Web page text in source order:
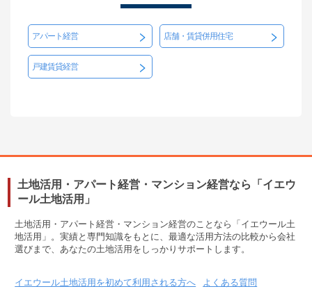
アパート経営 店舗・賃貸併用住宅
戸建賃貸経営
土地活用・アパート経営・マンション経営なら「イエウ
ール土地活用」
土地活用・アパート経営・マンション経営のことなら「イエウール土
地活用」。実績と専門知識をもとに、最適な活用方法の比較から会社
選びまで、あなたの土地活用をしっかりサポートします。
イエウール土地活用を初めて利用される方へ
よくある質問